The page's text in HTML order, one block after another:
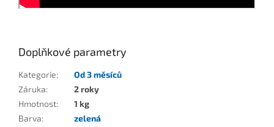
Doplňkové parametry
Kategorie:
Od 3 měsíců
Záruka:
2 roky
Hmotnost:
1 kg
Barva:
zelená